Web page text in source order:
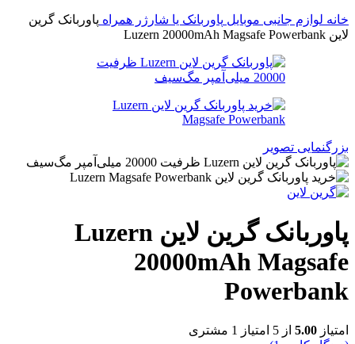
خانه لوازم جانبی موبایل پاوربانک یا شارژر همراه پاوربانک گرین
لاین Luzern 20000mAh Magsafe Powerbank
بزرگنمایی تصویر
پاوربانک گرین لاین Luzern
20000mAh Magsafe
Powerbank
امتیاز 5.00 از 5 امتیاز 1 مشتری